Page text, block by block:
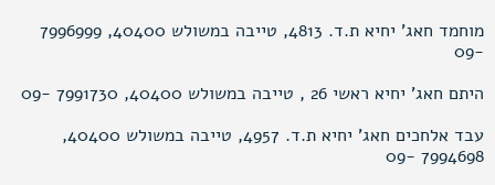
מוחמד חאג’ יחיא ת.ד. 4813, טייבה במשולש 40400, 7996999
-09
היתם חאג’ יחיא ראשי 26 , טייבה במשולש 40400, 7991730 -09
עבד אלחכים חאג’ יחיא ת.ד. 4957, טייבה במשולש 40400,
7994698 -09